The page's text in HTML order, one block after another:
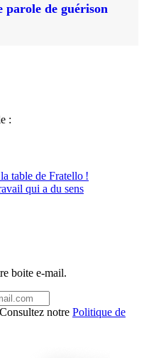
parole de guérison
:
table de Fratello !
qui a du sens
boite e-mail.
notre Politique de